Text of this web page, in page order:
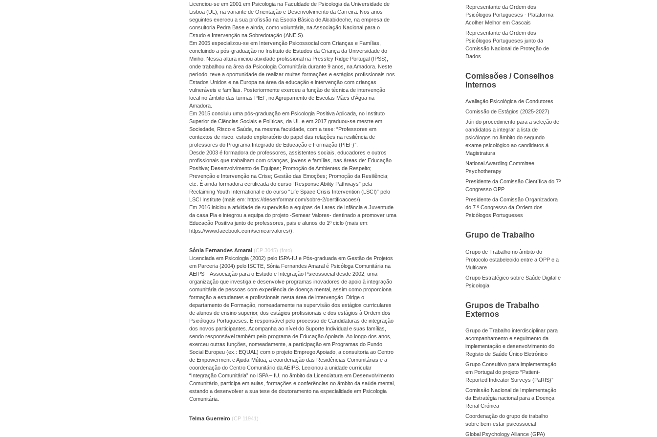
Licenciou-se em 2001 em Psicologia na Faculdade de Psicologia da Universidade de
Lisboa (UL), na variante de Orientação e Desenvolvimento da Carreira. Nos anos
seguintes exerceu a sua profissão na Escola Básica de Alcabideche, na empresa de
consultoria Pedra Base e ainda, como voluntária, na Associação Nacional para o
Estudo e Intervenção na Sobredotação (ANEIS).
Em 2005 especializou-se em Intervenção Psicossocial com Crianças e Famílias,
concluindo a pós-graduação no Instituto de Estudos da Criança da Universidade do
Minho. Nessa altura iniciou atividade profissional na Pressley Ridge Portugal (IPSS),
onde trabalhou na área da Psicologia Comunitária durante 9 anos, na Amadora. Neste
período, teve a oportunidade de realizar muitas formações e estágios profissionais nos
Estados Unidos e na Europa na área da educação e intervenção com crianças
vulneráveis e famílias. Posteriormente exerceu a função de técnica de intervenção
local no âmbito das turmas PIEF, no Agrupamento de Escolas Mães d’Água na
Amadora.
Em 2015 concluiu uma pós-graduação em Psicologia Positiva Aplicada, no Instituto
Superior de Ciências Sociais e Políticas, da UL e em 2017 graduou-se mestre em
Sociedade, Risco e Saúde, na mesma faculdade, com a tese: “Professores em
contextos de risco: estudo exploratório do papel das relações na resiliência de
professores do Programa Integrado de Educação e Formação (PIEF)”.
Desde 2003 é formadora de professores, assistentes sociais, educadores e outros
profissionais que trabalham com crianças, jovens e famílias, nas áreas de: Educação
Positiva; Desenvolvimento de Equipas; Promoção de Ambientes de Respeito;
Prevenção e Intervenção na Crise; Gestão das Emoções; Promoção da Resiliência;
etc. É ainda formadora certificada do curso “Response Ability Pathways” pela
Reclaiming Youth International e do curso “Life Space Crisis Intervention (LSCI)” pelo
LSCI Institute (mais em: https://desenformar.com/sobre-2/certificacoes/).
Em 2016 iniciou a atividade de supervisão a equipas de Lares de Infância e Juventude
da casa Pia e integrou a equipa do projeto -Semear Valores- destinado a promover uma
Educação Positiva junto de professores, pais e alunos do 1º ciclo (mais em:
https://www.facebook.com/semearvalores/).
Sónia Fernandes Amaral (CP 3045) (foto)
Licenciada em Psicologia (2002) pelo ISPA-IU e Pós-graduada em Gestão de Projetos
em Parceria (2004) pelo ISCTE, Sónia Fernandes Amaral é Psicóloga Comunitária na
AEIPS – Associação para o Estudo e Integração Psicossocial desde 2002, uma
organização que investiga e desenvolve programas inovadores de apoio à integração
comunitária de pessoas com experiência de doença mental, assim como proporciona
formação a estudantes e profissionais nesta área de intervenção. Dirige o
departamento de Formação, nomeadamente na supervisão dos estágios curriculares
de alunos de ensino superior, dos estágios profissionais e dos estágios à Ordem dos
Psicólogos Portugueses. É responsável pelo processo de Candidaturas de integração
dos novos participantes. Acompanha ao nível do Suporte Individual e suas famílias,
sendo responsável também pelo programa de Educação Apoiada. Ao longo dos anos,
exerceu outras funções, nomeadamente, a participação em Programas do Fundo
Social Europeu (ex.: EQUAL) com o projeto Emprego Apoiado, a consultoria ao Centro
de Empowerment e Ajuda-Mútua, a coordenação das Residências Comunitárias e a
coordenação do Centro Comunitário da AEIPS. Lecionou a unidade curricular
“Integração Comunitária” no ISPA – IU, no âmbito da Licenciatura em Desenvolvimento
Comunitário, participa em aulas, formações e conferências no âmbito da saúde mental,
estando a desenvolver a sua tese de doutoramento na especialidade em Psicologia
Comunitária.
Telma Guerreiro (CP 11941)
Representante da Ordem dos
Psicólogos Portugueses - Plataforma
Acolher Melhor em Cascais
Representante da Ordem dos
Psicólogos Portugueses junto da
Comissão Nacional de Proteção de
Dados
Comissões / Conselhos
Internos
Avaliação Psicológica de Condutores
Comissão de Estágios (2025-2027)
Júri do procedimento para a seleção de
candidatos a integrar a lista de
psicólogos no âmbito do segundo
exame psicológico ao candidatos à
Magistratura
National Awarding Committee
Psychotherapy
Presidente da Comissão Científica do 7º
Congresso OPP
Presidente da Comissão Organizadora
do 7.º Congresso da Ordem dos
Psicólogos Portugueses
Grupo de Trabalho
Grupo de Trabalho no âmbito do
Protocolo estabelecido entre a OPP e a
Multicare
Grupo Estratégico sobre Saúde Digital e
Psicologia
Grupos de Trabalho
Externos
Grupo de Trabalho interdisciplinar para
acompanhamento e seguimento da
implementação e desenvolvimento do
Registo de Saúde Único Eletrónico
Grupo Consultivo para implementação
em Portugal do projeto “Patient-
Reported Indicator Surveys (PaRIS)”
Comissão Nacional de Implementação
da Estratégia nacional para a Doença
Renal Crónica
Coordenação do grupo de trabalho
sobre bem-estar psicossocial
Global Psychology Alliance (GPA)